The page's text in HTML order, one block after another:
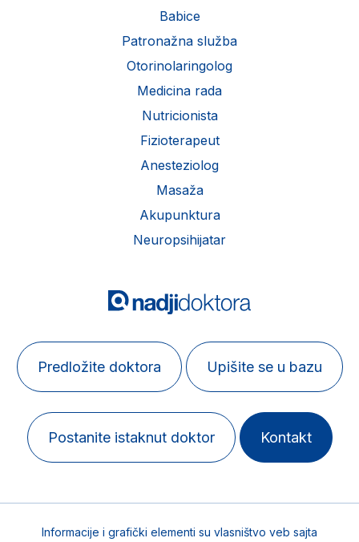
Babice
Patronažna služba
Otorinolaringolog
Medicina rada
Nutricionista
Fizioterapeut
Anesteziolog
Masaža
Akupunktura
Neuropsihijatar
Predložite doktora Upišite se u bazu
Postanite istaknut doktor Kontakt
Informacije i grafički elementi su vlasništvo veb sajta